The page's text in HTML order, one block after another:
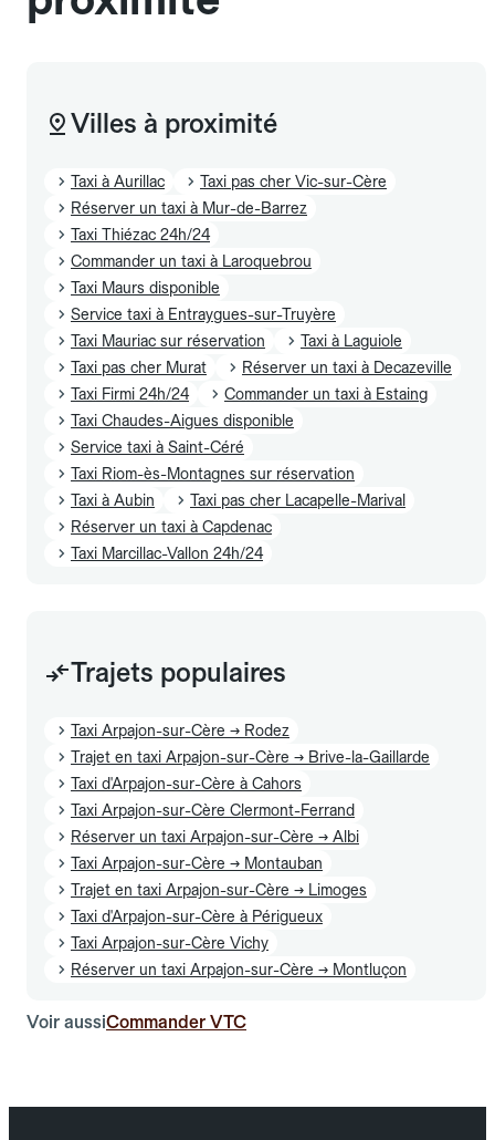
Villes à proximité
Taxi à Aurillac
Taxi pas cher Vic-sur-Cère
Réserver un taxi à Mur-de-Barrez
Taxi Thiézac 24h/24
Commander un taxi à Laroquebrou
Taxi Maurs disponible
Service taxi à Entraygues-sur-Truyère
Taxi Mauriac sur réservation
Taxi à Laguiole
Taxi pas cher Murat
Réserver un taxi à Decazeville
Taxi Firmi 24h/24
Commander un taxi à Estaing
Taxi Chaudes-Aigues disponible
Service taxi à Saint-Céré
Taxi Riom-ès-Montagnes sur réservation
Taxi à Aubin
Taxi pas cher Lacapelle-Marival
Réserver un taxi à Capdenac
Taxi Marcillac-Vallon 24h/24
Trajets populaires
Taxi Arpajon-sur-Cère → Rodez
Trajet en taxi Arpajon-sur-Cère → Brive-la-Gaillarde
Taxi d'Arpajon-sur-Cère à Cahors
Taxi Arpajon-sur-Cère Clermont-Ferrand
Réserver un taxi Arpajon-sur-Cère → Albi
Taxi Arpajon-sur-Cère → Montauban
Trajet en taxi Arpajon-sur-Cère → Limoges
Taxi d'Arpajon-sur-Cère à Périgueux
Taxi Arpajon-sur-Cère Vichy
Réserver un taxi Arpajon-sur-Cère → Montluçon
Voir aussiCommander VTC